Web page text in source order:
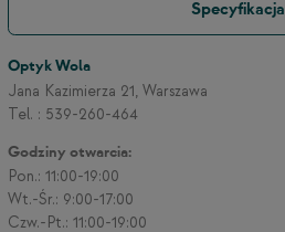
Specyfikacja
Optyk Wola
Jana Kazimierza 21, Warszawa
Tel. : 539-260-464
Godziny otwarcia:
Pon.: 11:00-19:00
Wt.-Śr.: 9:00-17:00
Czw.-Pt.: 11:00-19:00